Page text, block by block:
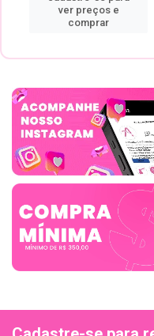
ver preços e
comprar